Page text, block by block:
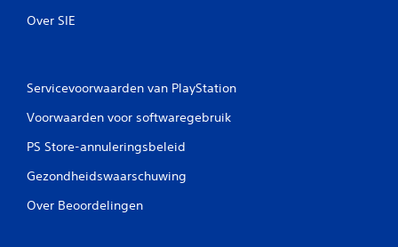
Over SIE
Servicevoorwaarden van PlayStation
Voorwaarden voor softwaregebruik
PS Store-annuleringsbeleid
Gezondheidswaarschuwing
Over Beoordelingen